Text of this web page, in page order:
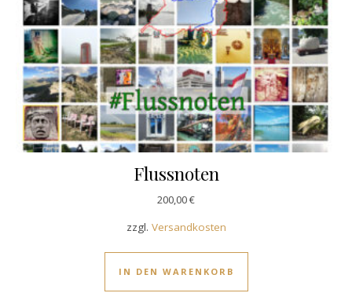
Flussnoten
200,00€
zzgl. Versandkosten
IN DEN WARENKORB